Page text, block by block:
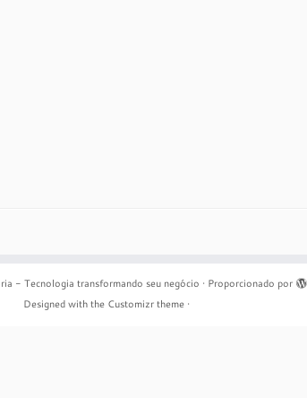
- Tecnologia transformando seu negócio · Proporcionado por
Designed with the Customizr theme ·